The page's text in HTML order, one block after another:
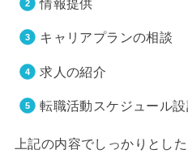
情報提供
キャリアプランの相談
求人の紹介
転職活動スケジュール
上記の内容でしっかりとし